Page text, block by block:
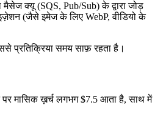
क्यू (SQS, Pub/Sub) के द्वारा जोड़
(जैसे इमेज के लिए WebP, वीडियो के
प्रतिक्रिया समय साफ़ रहता है।
मासिक ख़र्च लगभग $7.5 आता है, साथ में